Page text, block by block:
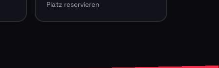
Platz reservieren